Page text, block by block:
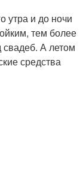
утра и до ночи
тем более
А летом
средства